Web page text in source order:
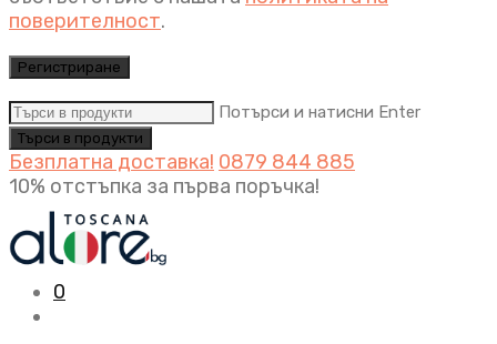
поверителност.
Регистриране
Потърси и натисни Enter
Безплатна доставка! 0879 844 885
10% отстъпка за първа поръчка!
0